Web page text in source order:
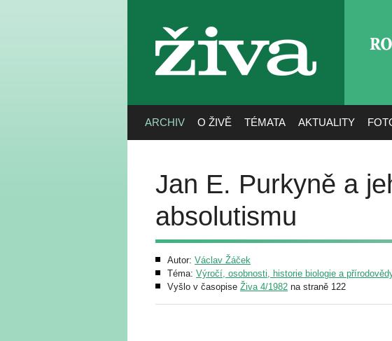
živa
ARCHIV O ŽIVĚ TÉMATA AKTUALITY
Jan E. Purkyně a
absolutismu
Autor: Václav Žáček
Téma: Výročí, osobnosti, historie biologie a
Vyšlo v časopise Živa 4/1982 na straně 122